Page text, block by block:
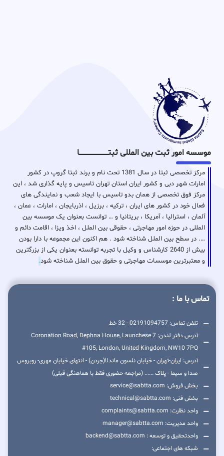
موسسه امور ثبت بین المللی ثبتـــــــــــــــــــــــــــــا
مرکز تخصصی ثبتا در سال 1381 تحت نام و برند ثبتا گروپ در کشور
امارات شهر دبی و کشور ایران استان تهران تاسیس و پایه گذاری شد ، این
مرکز فوق تخصصی از همان بدو تاسیس با ایجاد شعب و نمایندگی های
فعال خود در کشور های ایران ، ترکیه ، برزیل ، اذربایجان ، امارات ، عمان ،
آلمان ، استرالیا ، آمریکا ، بریتانیا و … توانست بعنوان یک موسسه بین
المللی در حوزه امور مهاجرتی ، حقوقی بین الملل ، اخذ ویزا ، اقامت دائم و
…. در سطح بین الملل شناخته شود . هم اکنون این مجموعه با دارا بودن
بیش از 2640 کارشناس و وکیل با تجربه توانسته بعنوان یکی از بزرگترین
و معتبرترین موسسات مهاجرتی و حقوق بین الملل شناخته شود.
تماس با ما :
تلفن تماس: 02191094757 - 32 خط
آدرس دفتر لندن: 7 Coronation Road, Dephna House, Launchese
#105, London, United Kingdom, NW10 7PQ
آدرس: ایران-تهران - خیابان نلسون ماندلا(جردن) - انتهای خیابان مهری- روبروس
صدا و سیما - پلاک ...... (مراجعه حضوری فقط با هماهنگی قبلی)
بخش فروش: service@sabtta.com
بخش فنی: technical@sabtta.com
واحد نظارت: complaints@sabtta.com
واحد مدیریت: manager@sabtta.com
واحدتحقیق و توسعه : backend@sabtta.com
شبکه های اجتماعی: